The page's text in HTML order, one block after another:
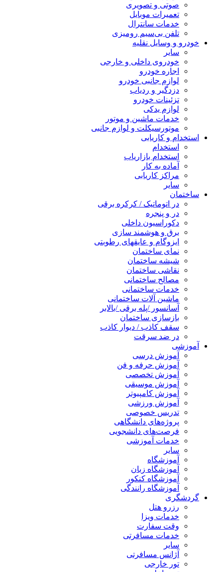
صوتی و تصویری
تعمیرات موبایل
خدمات سانترال
تلفن بی‌سیم رومیزی
خودرو و وسایل نقلیه
سایر
خودروی داخلی و خارجی
اجاره خودرو
لوازم جانبی خودرو
دزدگیر و ردیاب
تزئینات خودرو
لوازم یدکی
خدمات ماشین و موتور
موتورسیکلت و لوازم جانبی
استخدام و کاریابی
استخدام
استخدام بازاریاب
آماده به کار
مراکز کاریابی
سایر
ساختمان
در اتوماتیک / کرکره برقی
در و پنجره
دکوراسیون داخلی
برق و هوشمند سازی
ایزوگام و عایقهای رطوبتی
نمای ساختمان
شیشه ساختمان
نقاشی ساختمان
مصالح ساختمانی
خدمات ساختمانی
ماشین آلات ساختمانی
آسانسور /پله برقی /بالابر
بازسازی ساختمان
سقف کاذب / دیوار کاذب
در ضد سرقت
آموزشی
آموزش درسی
آموزش حرفه و فن
آموزش تخصصی
آموزش موسیقی
آموزش کامپیوتر
آموزش ورزشی
تدریس خصوصی
پروژه‌های دانشگاهی
فرصت‌های دانشجویی
خدمات آموزشی
سایر
آموزشگاه
آموزشگاه زبان
آموزشگاه کنکور
آموزشگاه رانندگی
گردشگری
رزرو هتل
خدمات ویزا
وقت سفارت
خدمات مسافرتی
سایر
آژانس مسافرتی
تور خارجی